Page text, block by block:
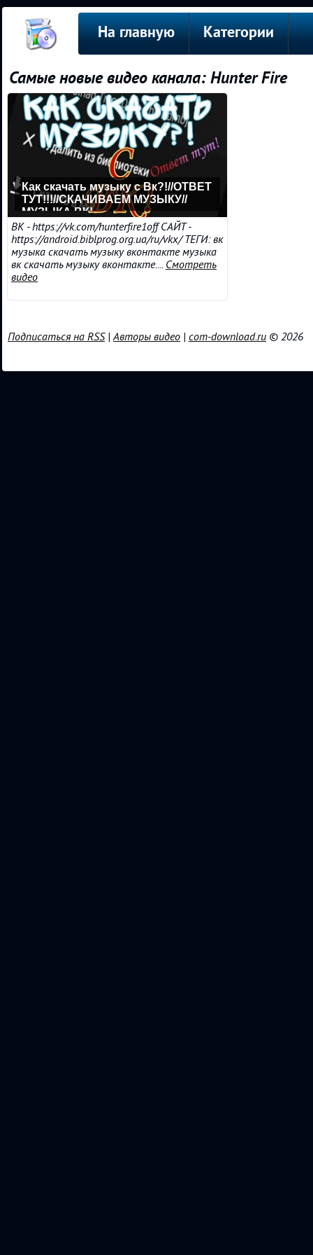
На главную Категории
Самые новые видео канала: Hunter Fire
Как скачать музыку с Вк?!//ОТВЕТ
ТУТ!!!//СКАЧИВАЕМ МУЗЫКУ//
МУЗЫКА ВК!
ВК - https://vk.com/hunterfire1off САЙТ -
https://android.biblprog.org.ua/ru/vkx/ ТЕГИ: вк
музыка скачать музыку вконтакте музыка
вк скачать музыку вконтакте.... Смотреть
видео
Подписаться на RSS|Авторы видео | com-download.ru © 2026